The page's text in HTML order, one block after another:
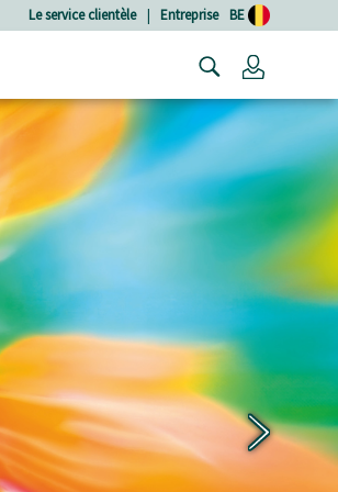
Le service clientèle | Entreprise BE